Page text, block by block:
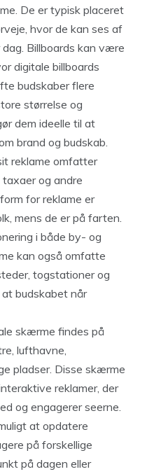
De er typisk placeret
hvor de kan ses af
Billboards kan være
digitale billboards
budskaber flere
størrelse og
dem ideelle til at
brand og budskab.
reklame omfatter
taxaer og andre
for reklame er
mens de er på farten.
i både by- og
kan også omfatte
togstationer og
budskabet når
skærme findes på
lufthavne,
pladser. Disse skærme
reklamer, der
og engagerer seerne.
at opdatere
på forskellige
på dagen eller